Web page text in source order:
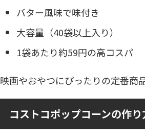
バター風味で味付き
大容量（40袋以上入り）
1袋あたり約59円の高コスパ
映画やおやつにぴったりの定番商品
コストコポップコーンの作り